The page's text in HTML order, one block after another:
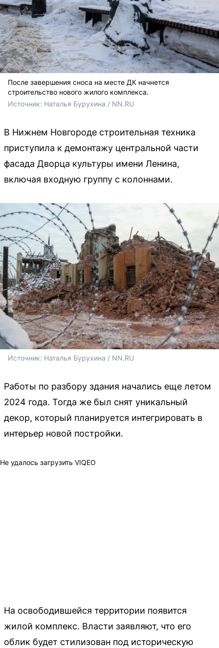
После завершения сноса на месте ДК начнется
строительство нового жилого комплекса.
Источник: Наталья Бурухина / NN.RU
В Нижнем Новгороде строительная техника
приступила к демонтажу центральной части
фасада Дворца культуры имени Ленина,
включая входную группу с колоннами.
Источник: Наталья Бурухина / NN.RU
Работы по разбору здания начались еще летом
2024 года. Тогда же был снят уникальный
декор, который планируется интегрировать в
интерьер новой постройки.
Не удалось загрузить VIQEO
На освободившейся территории появится
жилой комплекс. Власти заявляют, что его
облик будет стилизован под историческую